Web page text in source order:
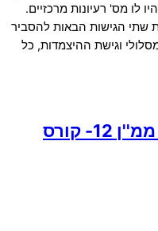
לו מס' רעיונות מרכזיים.
בקצרה את שתי הגישות הבאות להסביר
וגישת ההיצמדות, כל
מבוא לחשיבה חברתית - ממ''ן 12- קורס